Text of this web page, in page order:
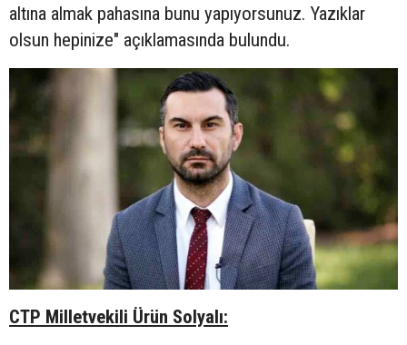
altına almak pahasına bunu yapıyorsunuz. Yazıklar
olsun hepinize" açıklamasında bulundu.
CTP Milletvekili Ürün Solyalı: